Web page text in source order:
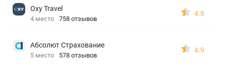
Oxy Travel
4 место 758 отзывов
4.8
Абсолют Страхование
5 место 578 отзывов
4.9